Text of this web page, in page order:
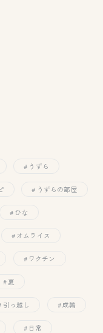
うずら
うずらの部屋
ひな
オムライス
ワクチン
夏
引っ越し 成鶉
日常